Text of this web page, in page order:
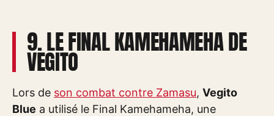
9. LE FINAL KAMEHAMEHA DE
VEGITO
Lors de son combat contre Zamasu, Vegito
Blue a utilisé le Final Kamehameha, une